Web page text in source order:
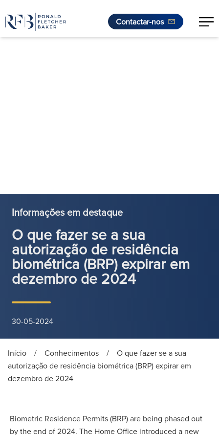
Contactar-nos
Informações em destaque
O que fazer se a sua
autorização de residência
biométrica (BRP) expirar em
dezembro de 2024
30-05-2024
Início / Conhecimentos /
O que fazer se a sua
autorização de residência biométrica (BRP) expirar em
dezembro de 2024
Biometric Residence Permits (BRP) are being phased out
by the end of 2024. The Home Office introduced a new